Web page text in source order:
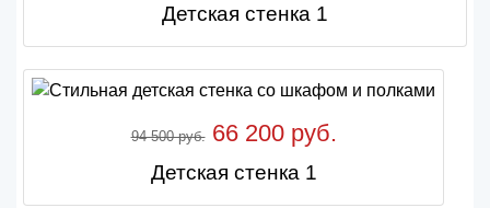
Детская стенка 1
94 500 руб.66 200 руб.
Детская стенка 1